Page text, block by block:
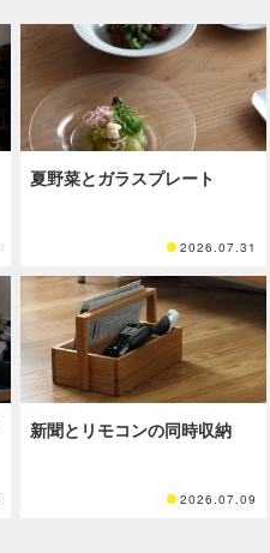
夏野菜とガラスプレート
2026.07.31
新聞とリモコンの同時収納
2026.07.09